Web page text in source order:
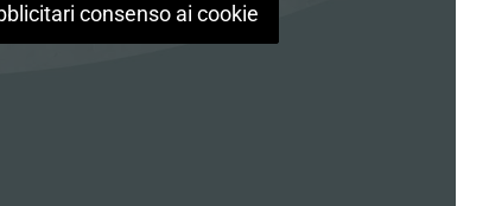
consenso ai cookie